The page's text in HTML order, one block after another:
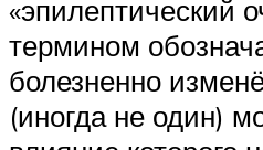
«эпилептический
термином
болезненно
(иногда не один)